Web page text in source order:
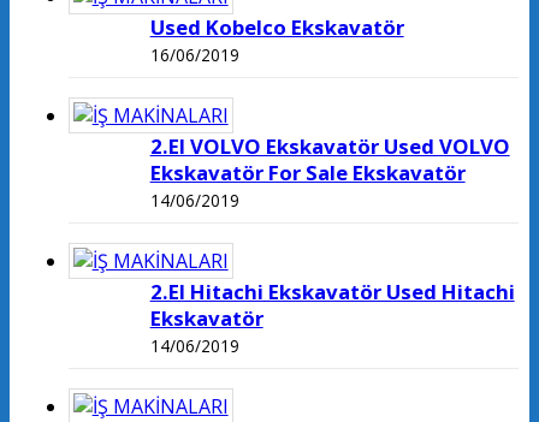
Used Kobelco Ekskavatör
16/06/2019
2.El VOLVO Ekskavatör Used VOLVO
Ekskavatör For Sale Ekskavatör
14/06/2019
2.El Hitachi Ekskavatör Used Hitachi
Ekskavatör
14/06/2019